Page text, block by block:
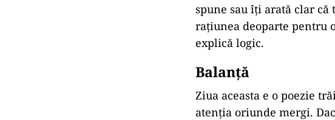
spune sau îți arată clar că
rațiunea deoparte pentru
explică logic.
Balanță
Ziua aceasta e o poezie
atenția oriunde mergi.